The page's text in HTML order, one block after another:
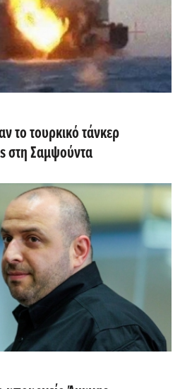
το τουρκικό τάνκερ
στη Σαμψούντα